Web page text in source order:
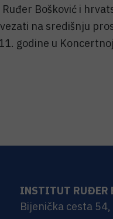
Bošković i
na središnju
godine u
INSTITUT RUĐER
Bijenička cesta